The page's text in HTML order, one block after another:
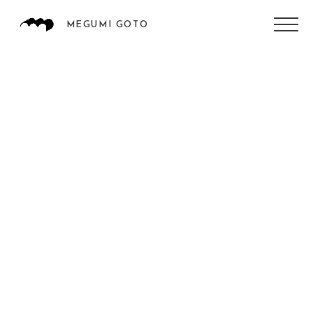
MEGUMI GOTO